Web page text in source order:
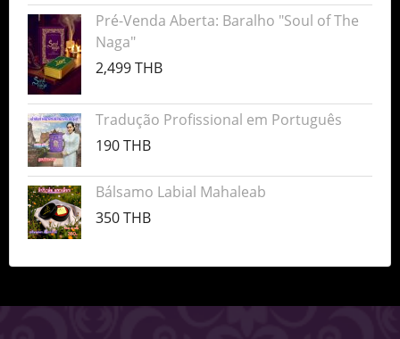
Pré-Venda Aberta: Baralho "Soul of The
Naga"
2,499 THB
Tradução Profissional em Português
190 THB
Bálsamo Labial Mahaleab
350 THB